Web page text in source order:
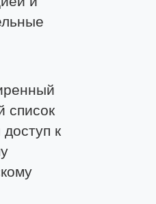
список
к